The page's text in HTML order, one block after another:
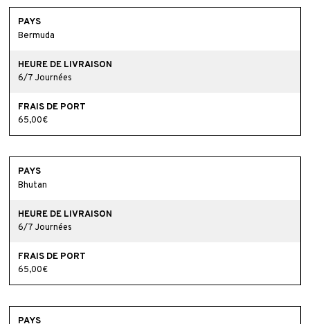
Bermuda
6/7 Journées
65,00€
Bhutan
6/7 Journées
65,00€